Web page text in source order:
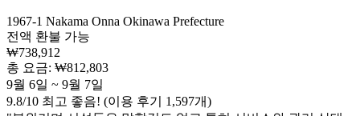
1967-1 Nakama Onna Okinawa Prefecture
전액 환불 가능
₩738,912
총 요금: ₩812,803
9월 6일 ~ 9월 7일
9.8/10 최고 좋음! (이용 후기 1,597개)